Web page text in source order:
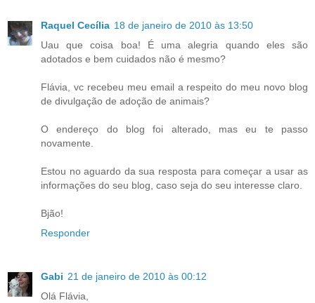
Raquel Cecília 18 de janeiro de 2010 às 13:50
Uau que coisa boa! É uma alegria quando eles são
adotados e bem cuidados não é mesmo?
Flávia, vc recebeu meu email a respeito do meu novo blog
de divulgação de adoção de animais?
O endereço do blog foi alterado, mas eu te passo
novamente.
Estou no aguardo da sua resposta para começar a usar as
informações do seu blog, caso seja do seu interesse claro.
Bjão!
Responder
Gabi 21 de janeiro de 2010 às 00:12
Olá Flávia,